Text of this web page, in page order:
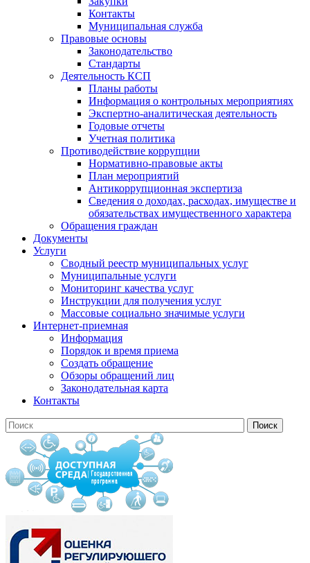
Контакты
Муниципальная служба
Правовые основы
Законодательство
Стандарты
Деятельность КСП
Планы работы
Информация о контрольных мероприятиях
Экспертно-аналитическая деятельность
Годовые отчеты
Учетная политика
Противодействие коррупции
Нормативно-правовые акты
План мероприятий
Антикоррупционная экспертиза
Сведения о доходах, расходах, имуществе и
обязательствах имущественного характера
Обращения граждан
Документы
Услуги
Сводный реестр муниципальных услуг
Муниципальные услуги
Мониторинг качества услуг
Инструкции для получения услуг
Массовые социально значимые услуги
Интернет-приемная
Информация
Порядок и время приема
Создать обращение
Обзоры обращений лиц
Законодательная карта
Контакты